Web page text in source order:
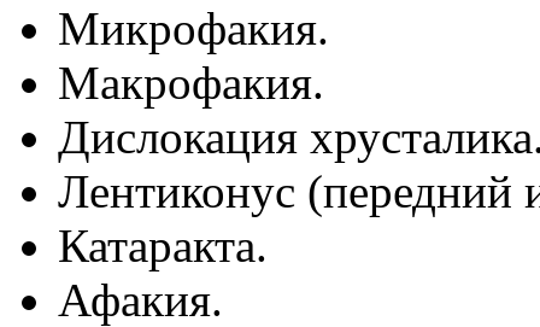
Микрофакия.
Макрофакия.
Дислокация
Лентиконус (передний
Катаракта.
Афакия.